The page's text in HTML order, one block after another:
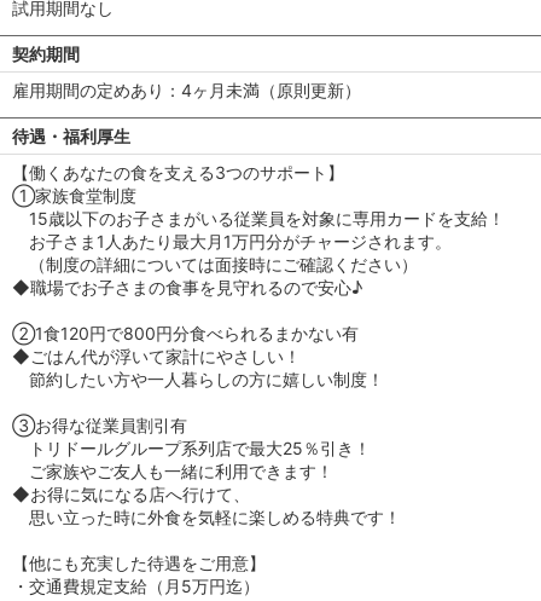
試用期間なし
契約期間
雇用期間の定めあり：4ヶ月未満（原則更新）
待遇・福利厚生
【働くあなたの食を支える3つのサポート】
①家族食堂制度
15歳以下のお子さまがいる従業員を対象に専用カードを支給！
お子さま1人あたり最大月1万円分がチャージされます。
（制度の詳細については面接時にご確認ください）
◆職場でお子さまの食事を見守れるので安心♪
②1食120円で800円分食べられるまかない有
◆ごはん代が浮いて家計にやさしい！
節約したい方や一人暮らしの方に嬉しい制度！
③お得な従業員割引有
トリドールグループ系列店で最大25％引き！
ご家族やご友人も一緒に利用できます！
◆お得に気になる店へ行けて、
思い立った時に外食を気軽に楽しめる特典です！
【他にも充実した待遇をご用意】
・交通費規定支給（月5万円迄）